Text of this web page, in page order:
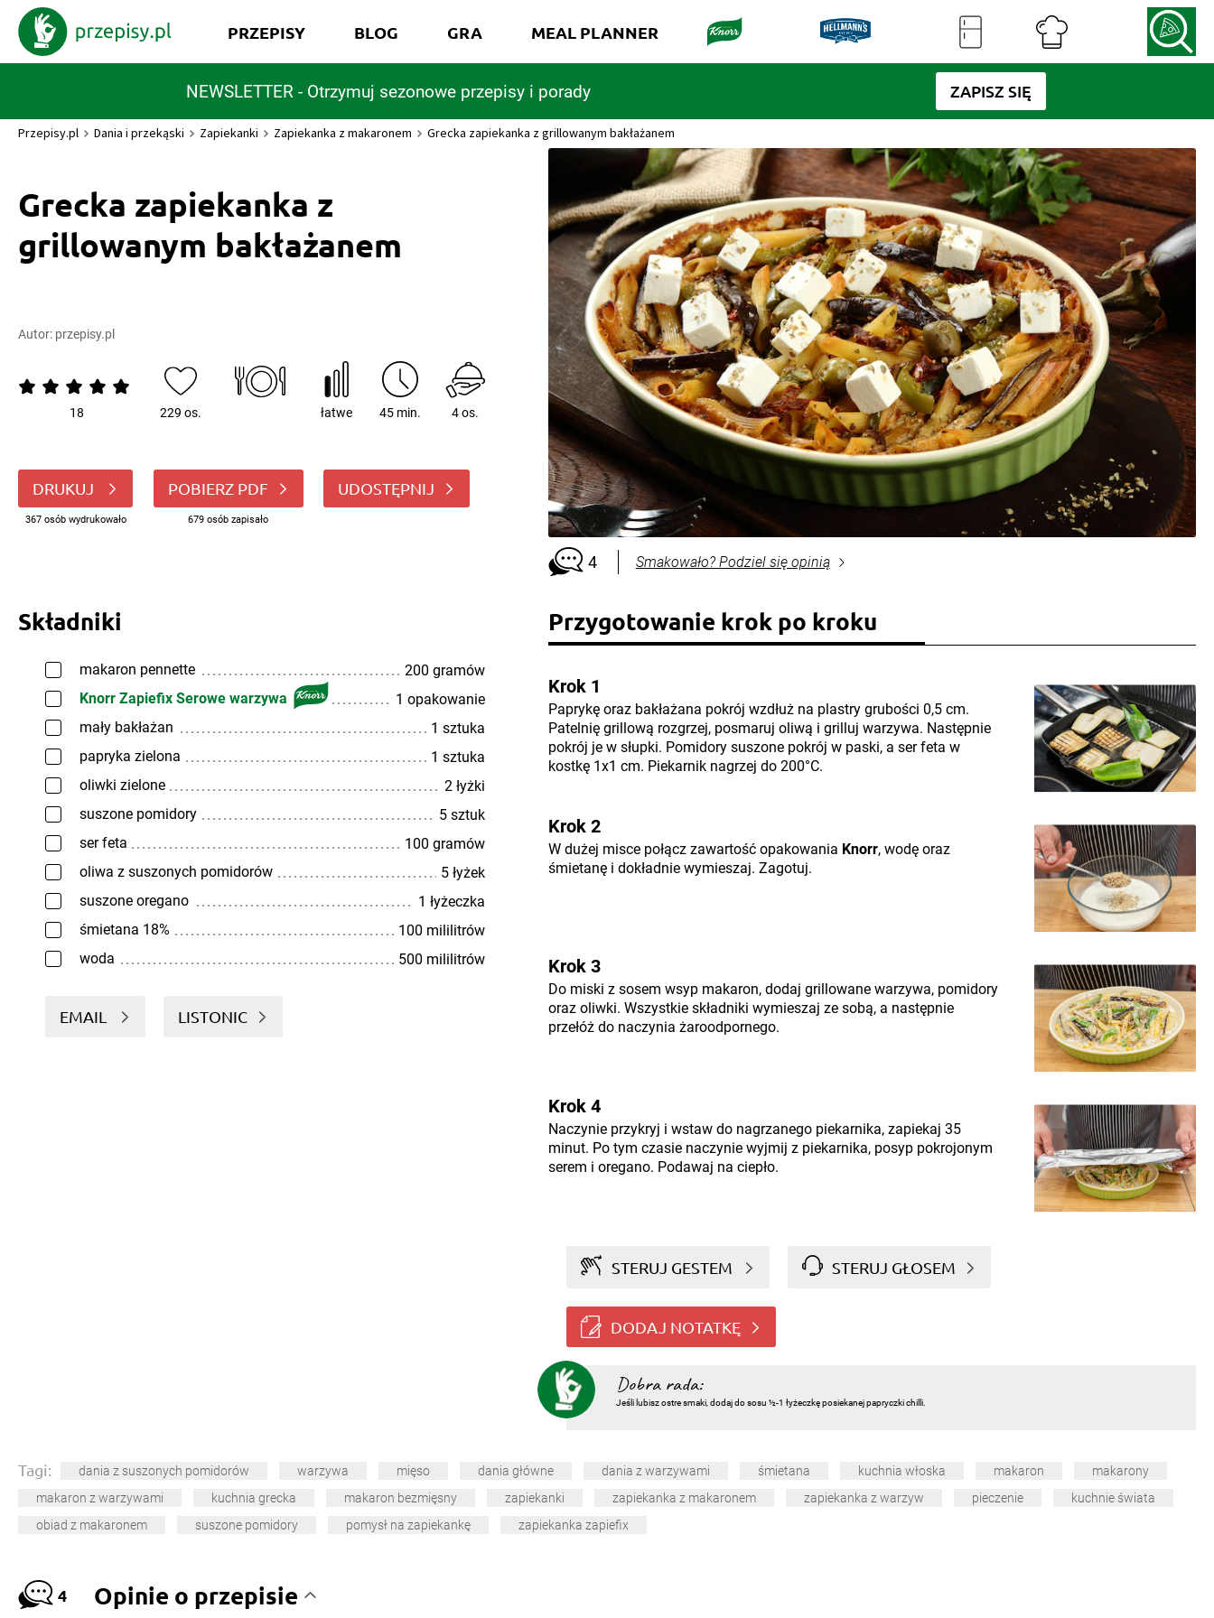
NEWSLETTER - Otrzymuj sezonowe przepisy i porady ZAPISZ SIĘ
PRZEPISY BLOG GRA MEAL PLANNER
Przepisy.pl Dania i przekąski Zapiekanki Zapiekanka z makaronem Grecka zapiekanka z grillowanym bakłażanem
Grecka zapiekanka z
grillowanym bakłażanem
Autor: przepisy.pl
18 229 os. łatwe 45 min. 4 os.
DRUKUJ
367 osób wydrukowało
POBIERZ PDF
679 osób zapisało
UDOSTĘPNIJ
4 Smakowało? Podziel się opinią
Składniki
makaron pennette
200 gramów
Knorr Zapiefix Serowe warzywa
1 opakowanie
mały bakłażan
1 sztuka
papryka zielona
1 sztuka
oliwki zielone
2 łyżki
suszone pomidory
5 sztuk
ser feta
100 gramów
oliwa z suszonych pomidorów
5 łyżek
suszone oregano
1 łyżeczka
śmietana 18%
100 mililitrów
woda
500 mililitrów
EMAIL LISTONIC
Przygotowanie krok po kroku
Krok 1
Paprykę oraz bakłażana pokrój wzdłuż na plastry grubości 0,5 cm.
Patelnię grillową rozgrzej, posmaruj oliwą i grilluj warzywa. Następnie
pokrój je w słupki. Pomidory suszone pokrój w paski, a ser feta w
kostkę 1x1 cm. Piekarnik nagrzej do 200°C.
Krok 2
W dużej misce połącz zawartość opakowania Knorr, wodę oraz
śmietanę i dokładnie wymieszaj. Zagotuj.
Krok 3
Do miski z sosem wsyp makaron, dodaj grillowane warzywa, pomidory
oraz oliwki. Wszystkie składniki wymieszaj ze sobą, a następnie
przełóż do naczynia żaroodpornego.
Krok 4
Naczynie przykryj i wstaw do nagrzanego piekarnika, zapiekaj 35
minut. Po tym czasie naczynie wyjmij z piekarnika, posyp pokrojonym
serem i oregano. Podawaj na ciepło.
STERUJ GESTEM STERUJ GŁOSEM
DODAJ NOTATKĘ
Dobra rada:
Jeśli lubisz ostre smaki, dodaj do sosu ½-1 łyżeczkę posiekanej papryczki chilli.
Tagi: dania z suszonych pomidorów warzywa mięso dania główne dania z warzywami śmietana kuchnia włoska makaron
makarony
makaron z warzywami
kuchnia grecka makaron bezmięsny zapiekanki zapiekanka z makaronem zapiekanka z warzyw pieczenie
kuchnie świata
obiad z makaronem
suszone pomidory pomysł na zapiekankę zapiekanka zapiefix
4 Opinie o przepisie